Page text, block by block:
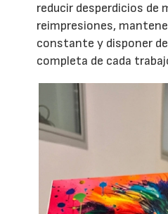
reducir desperdicios de
reimpresiones,
constante y disponer
completa de cada